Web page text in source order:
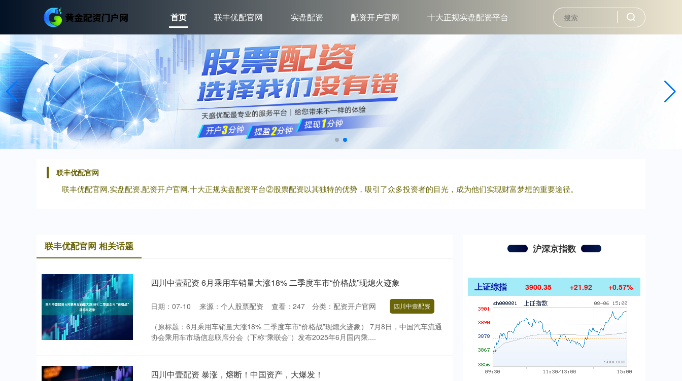
首页 联丰优配官网 实盘配资 配资开户官网 十大正规实盘配资平台
联丰优配官网
联丰优配官网,实盘配资,配资开户官网,十大正规实盘配资平台②股票配资以其独特的优势，吸引了众多投资者的目光，成为他们实现财富梦想的重要途径。
联丰优配官网 相关话题
四川中壹配资 6月乘用车销量大涨18% 二季度车市“价格战”现熄火迹象
日期：07-10 来源：个人股票配资 查看： 247 分类： 配资开户官网 四川中壹配资
（原标题：6月乘用车销量大涨18% 二季度车市“价格战”现熄火迹象） 7月8日，中国汽车流通
协会乘用车市场信息联席分会（下称“乘联会”）发布2025年6月国内乘....
四川中壹配资 暴涨，熔断！中国资产，大爆发！
沪深京指数
上证综指 3900.35 +21.92 +0.57%